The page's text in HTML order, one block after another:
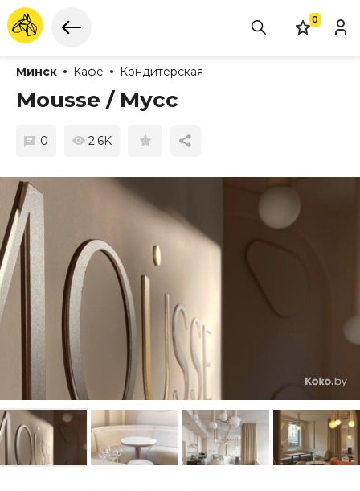
0
Минск Кафе Кондитерская
Mousse / Мусс
0 2.6K